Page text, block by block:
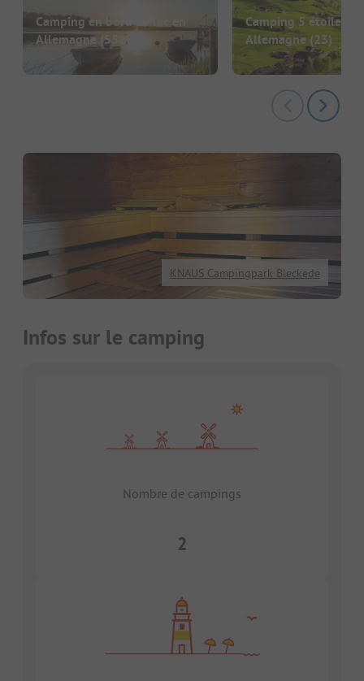
Camping en bord de lac en
Allemagne (551)
Camping 5 étoiles en
Allemagne (23)
KNAUS Campingpark Bleckede
Infos sur le camping
Nombre de campings
2